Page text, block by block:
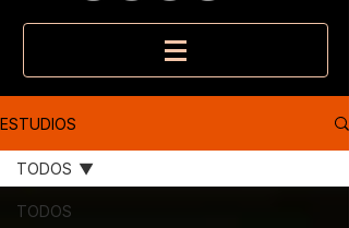
ESTUDIOS
TODOS
TODOS